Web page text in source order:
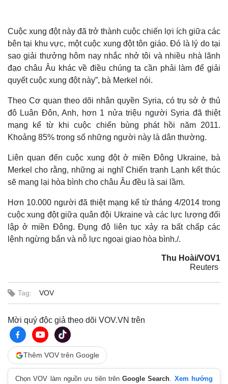
Cuộc xung đột này đã trở thành cuộc chiến lợi ích giữa các
bên tại khu vực, một cuộc xung đột tôn giáo. Đó là lý do tại
sao giải thưởng hôm nay nhắc nhở tôi và nhiều nhà lãnh
đạo châu Âu khác về điều chúng ta cần phải làm để giải
quyết cuộc xung đột này”, bà Merkel nói.
Theo Cơ quan theo dõi nhân quyền Syria, có trụ sở ở thủ
đô Luân Đôn, Anh, hơn 1 nửa triệu người Syria đã thiệt
mạng kể từ khi cuộc chiến bùng phát hồi năm 2011.
Khoảng 85% trong số những người này là dân thường.
Liên quan đến cuộc xung đột ở miền Đông Ukraine, bà
Merkel cho rằng, những ai nghĩ Chiến tranh Lạnh kết thúc
sẽ mang lại hòa bình cho châu Âu đều là sai lầm.
Hơn 10.000 người đã thiệt mạng kể từ tháng 4/2014 trong
cuộc xung đột giữa quân đội Ukraine và các lực lượng đối
lập ở miền Đông. Đụng độ liên tục xảy ra bất chấp các
lệnh ngừng bắn và nỗ lực ngoại giao hòa bình./.
Thu Hoài/VOV1
Reuters ​
Tag: VOV
Mời quý độc giả theo dõi VOV.VN trên
Thêm VOV trên Google
Chọn VOV làm nguồn ưu tiên trênGoogle Search. Xem hướng